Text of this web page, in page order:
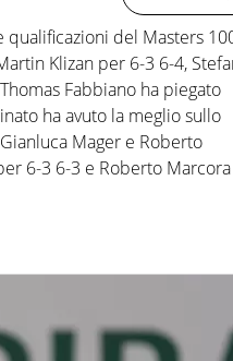
del Masters
Klizan per 6-3 6-4,
Fabbiano ha piegato
ha avuto la meglio sullo
Mager e Roberto
6-3 6-3 e Roberto Marcora